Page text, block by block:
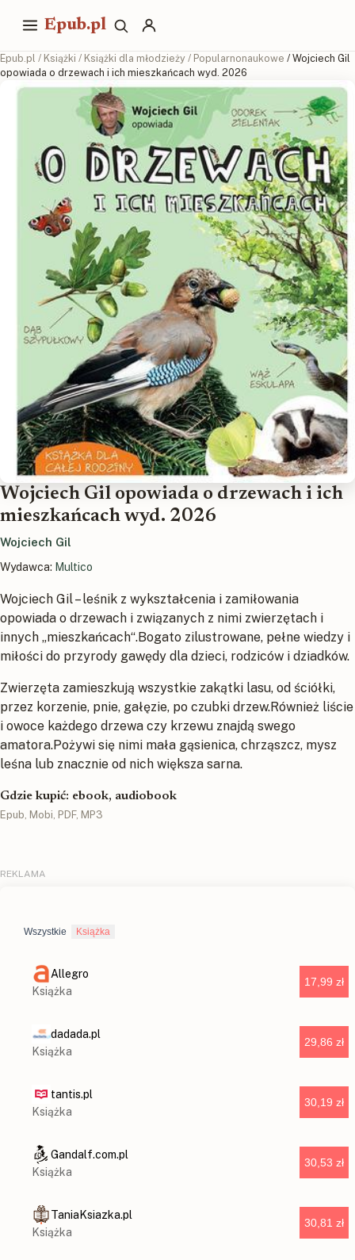
Epub.pl
Epub.pl / Książki / Książki dla młodzieży / Popularnonaukowe / Wojciech Gil
opowiada o drzewach i ich mieszkańcach wyd. 2026
Wojciech Gil opowiada o drzewach i ich
mieszkańcach wyd. 2026
Wojciech Gil
Wydawca: Multico
Wojciech Gil – leśnik z wykształcenia i zamiłowania
opowiada o drzewach i związanych z nimi zwierzętach i
innych „mieszkańcach“.Bogato zilustrowane, pełne wiedzy i
miłości do przyrody gawędy dla dzieci, rodziców i dziadków.
Zwierzęta zamieszkują wszystkie zakątki lasu, od ściółki,
przez korzenie, pnie, gałęzie, po czubki drzew.Również liście
i owoce każdego drzewa czy krzewu znajdą swego
amatora.Pożywi się nimi mała gąsienica, chrząszcz, mysz
leśna lub znacznie od nich większa sarna.
Gdzie kupić: ebook, audiobook
Epub, Mobi, PDF, MP3